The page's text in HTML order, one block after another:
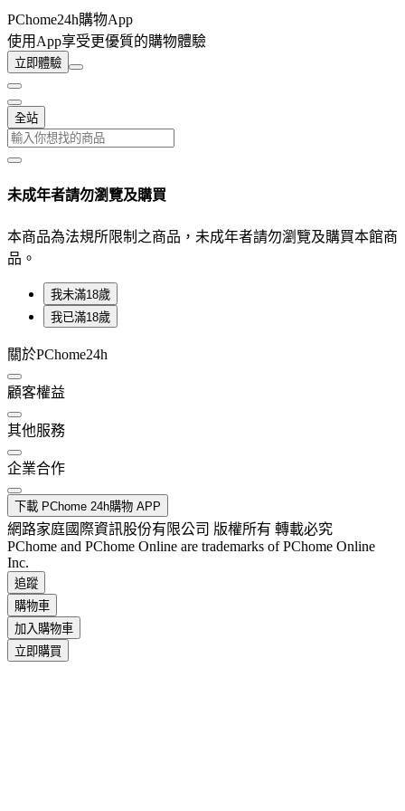
PChome24h購物App
使用App享受更優質的購物體驗
立即體驗
全站
未成年者請勿瀏覽及購買
本商品為法規所限制之商品，未成年者請勿瀏覽及購買本館商
品。
我未滿18歲
我已滿18歲
關於PChome24h
顧客權益
其他服務
企業合作
下載 PChome 24h購物 APP
網路家庭國際資訊股份有限公司 版權所有 轉載必究
PChome and PChome Online are trademarks of PChome Online
Inc.
追蹤
購物車
加入購物車
立即購買